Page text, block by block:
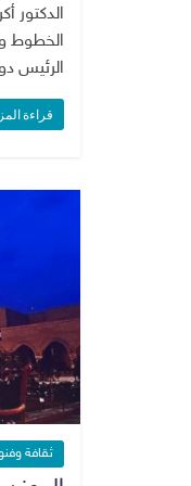
الدكتور
الخطوط
الرئيس
قراءة
ثقافة